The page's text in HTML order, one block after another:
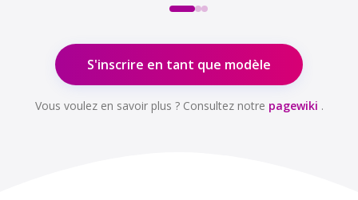
S'inscrire en tant que modèle
Vous voulez en savoir plus ? Consultez notre pagewiki .